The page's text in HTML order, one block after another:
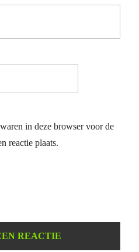
in deze browser voor de
reactie plaats.